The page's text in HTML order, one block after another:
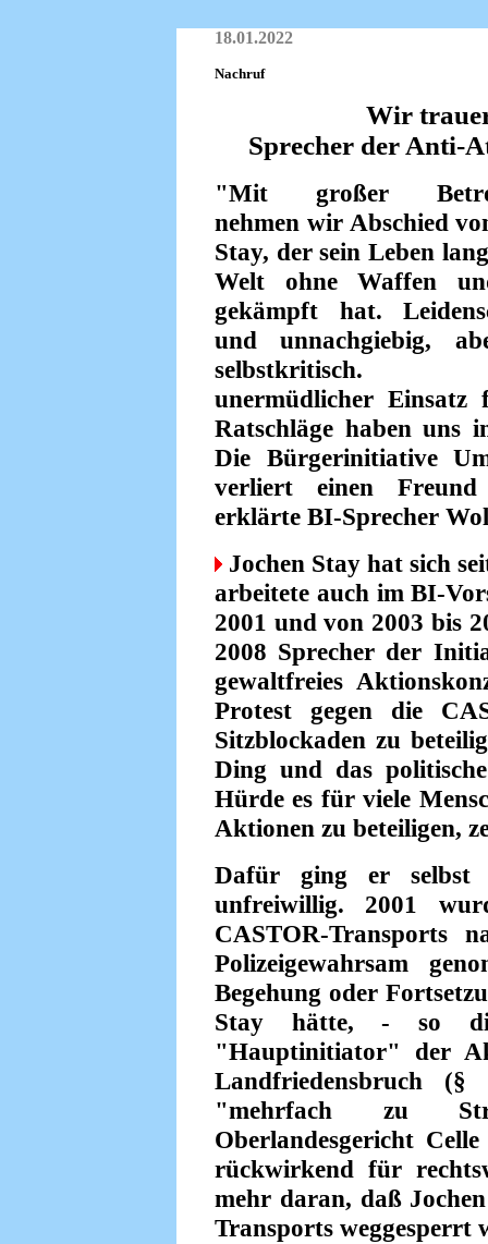
18.01.2022
Nachruf
Wir
Sprecher der Anti-
"Mit großer
nehmen wir Abschied
Stay, der sein Leben
Welt ohne Waffen
gekämpft hat.
und unnachgiebig,
selbstkritisch.
unermüdlicher Einsatz
Ratschläge haben uns
Die Bürgerinitiative
verliert einen
erklärte BI-Sprecher
Jochen Stay hat sich
arbeitete auch im BI-
2001 und von 2003 bis
2008 Sprecher der
gewaltfreies
Protest gegen die
Sitzblockaden zu
Ding und das
Hürde es für viele
Aktionen zu beteiligen,
Dafür ging er selbst
unfreiwillig. 2001
CASTOR-Transports
Polizeigewahrsam
Begehung oder
Stay hätte, - so
"Hauptinitiator" der
Landfriedensbruch
"mehrfach zu
Oberlandesgericht
rückwirkend für
mehr daran, daß
Transports weggesperrt